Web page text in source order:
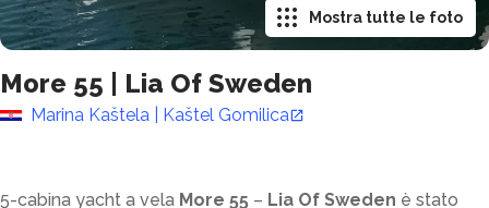
More 55 Lia Of Sweden
Marina Kaštela | Kaštel Gomilica
Mostra tutte le foto
5-cabina yacht a vela More 55 – Lia Of Sweden è stato